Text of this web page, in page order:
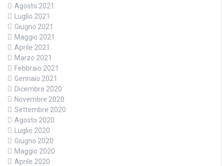
Agosto 2021
Luglio 2021
Giugno 2021
Maggio 2021
Aprile 2021
Marzo 2021
Febbraio 2021
Gennaio 2021
Dicembre 2020
Novembre 2020
Settembre 2020
Agosto 2020
Luglio 2020
Giugno 2020
Maggio 2020
Aprile 2020